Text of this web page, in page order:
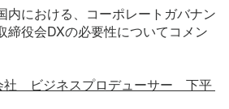
内における、コーポレートガバナン
締役会DXの必要性についてコメン
社　ビジネスプロデューサー　下平